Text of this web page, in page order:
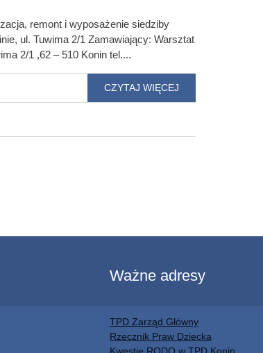
remont i wyposażenie siedziby
ul. Tuwima 2/1 Zamawiający: Warsztat
2/1 ,62 – 510 Konin tel....
CZYTAJ WIĘCEJ
Ważne adresy
TPD Zarząd Główny
Rzecznik Praw Dziecka